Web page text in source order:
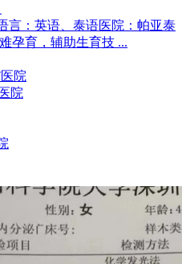
言：英语、泰语医院：帕亚泰
孕育，辅助生育技 ...
院
院